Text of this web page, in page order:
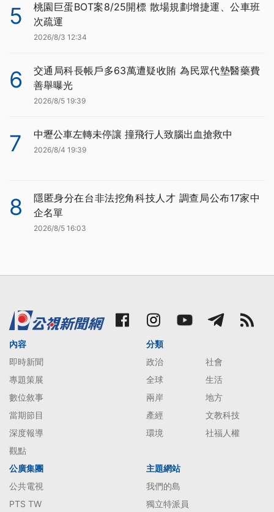
5
桃園巨蛋BOT案8/25開標 散場規劃增捷運、公車班
次疏運
2026/8/3 12:34
6
交通局科長帳戶多63萬遭疑收賄 為民眾代墊醫藥費
善舉曝光
2026/8/5 19:39
7 中壢公車左轉未停讓 撞飛行人致腦出血搶救中
2026/8/4 19:39
8
隱匿身分在台非法挖角科技人才 調查局公布17家中
企名單
2026/8/5 16:03
內容
即時新聞
專題策展
數位敘事
當期節目
深度報導
觀點
分類
政治
社會
全球
生活
兩岸
地方
產經
文教科技
環境
社福人權
公廣集團
公共電視
PTS TW
主題網站
我們的島
獨立特派員